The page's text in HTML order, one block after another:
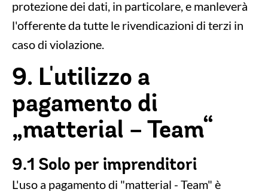
protezione dei dati, in particolare, e manleverà
l'offerente da tutte le rivendicazioni di terzi in
caso di violazione.
9. L'utilizzo a
pagamento di
„matterial – Team“
9.1 Solo per imprenditori
L'uso a pagamento di "matterial - Team" è